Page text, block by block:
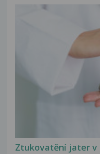
Ztukovatění jater v